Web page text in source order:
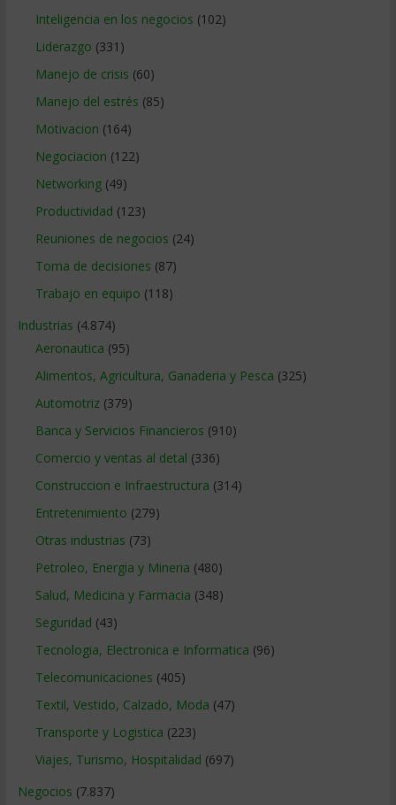
Inteligencia en los negocios (102)
Liderazgo (331)
Manejo de crisis (60)
Manejo del estrés (85)
Motivacion (164)
Negociacion (122)
Networking(49)
Productividad (123)
Reuniones de negocios (24)
Toma de decisiones (87)
Trabajo en equipo (118)
Industrias (4.874)
Aeronautica (95)
Alimentos, Agricultura, Ganaderia y Pesca (325)
Automotriz(379)
Banca y Servicios Financieros (910)
Comercio y ventas al detal (336)
Construccion e Infraestructura (314)
Entretenimiento (279)
Otras industrias (73)
Petroleo, Energia y Mineria (480)
Salud, Medicina y Farmacia (348)
Seguridad (43)
Tecnologia, Electronica e Informatica (96)
Telecomunicaciones (405)
Textil, Vestido, Calzado, Moda (47)
Transporte y Logistica (223)
Viajes, Turismo, Hospitalidad (697)
Negocios (7.837)